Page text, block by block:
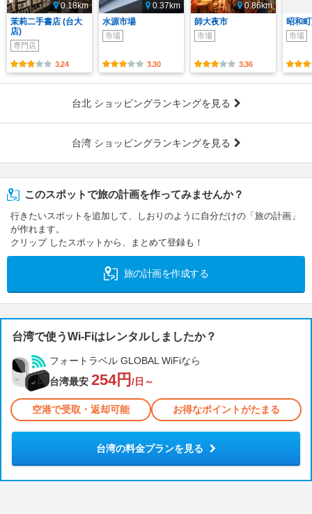
0.18km
茉莉二手書店 (台大
店)
専門店
3.24
0.37km
水源市場
市場
3.30
0.86km
師大夜市
市場
3.36
昭和
市場
台北 ショッピングランキングを見る
台湾 ショッピングランキングを見る
このスポットで旅の計画を作ってみませんか？
行きたいスポットを追加して、しおりのように自分だけの「旅の計画」
が作れます。
クリップ したスポットから、まとめて登録も！
旅の計画を作成する
台湾で使うWi-Fiはレンタルしましたか？
フォートラベル GLOBAL WiFiなら
台湾最安 254円 /日～
空港で受取・返却可能 お得なポイントがたまる
台湾の料金プランを見る